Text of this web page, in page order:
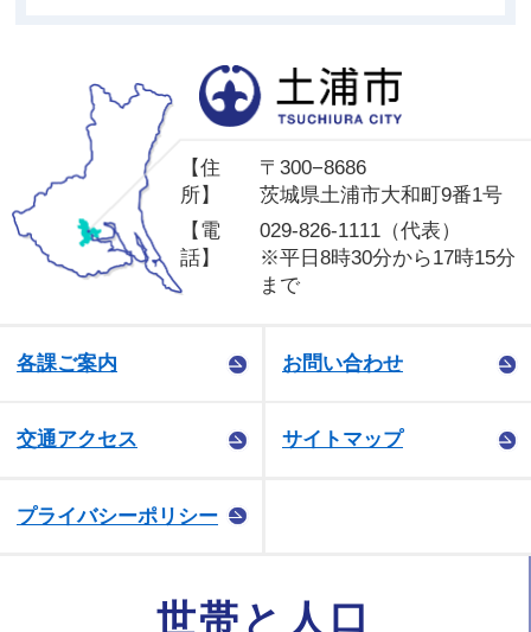
【住
所】
〒300−8686
茨城県土浦市大和町9番1号
【電
話】
029-826-1111（代表）
※平日8時30分から17時15分
まで
各課ご案内 お問い合わせ
交通アクセス サイトマップ
プライバシーポリシー